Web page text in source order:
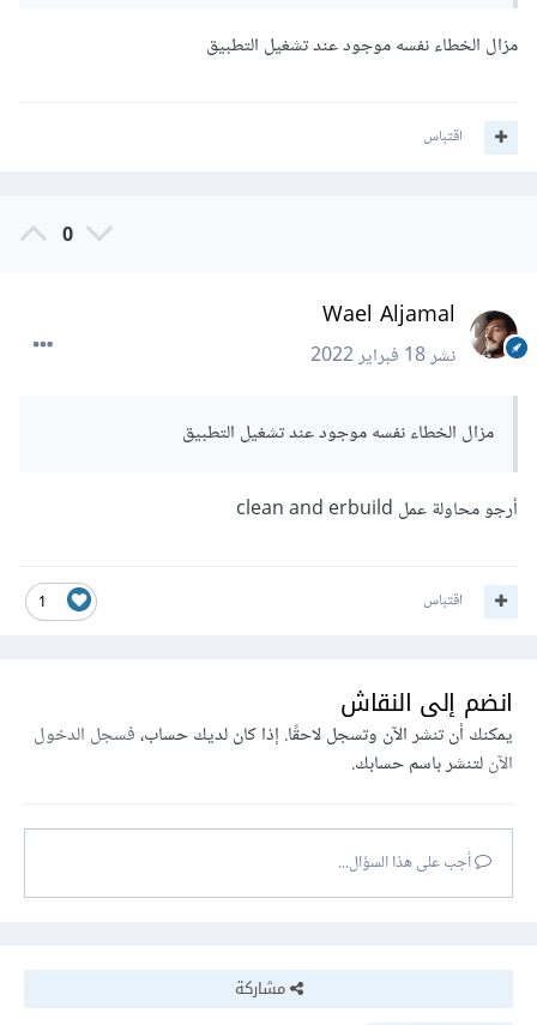
مزال الخطاء نفسه موجود عند تشغيل التطبيق
اقتباس
0
Wael Aljamal
نشر18 فبراير 2022
مزال الخطاء نفسه موجود عند تشغيل التطبيق
أرجو محاولة عمل clean and erbuild
1 اقتباس
انضم إلى النقاش
يمكنك أن تنشر الآن وتسجل لاحقًا. إذا كان لديك حساب،فسجل الدخول
الآنلتنشر باسم حسابك.
أجب على هذا السؤال...
مشاركة